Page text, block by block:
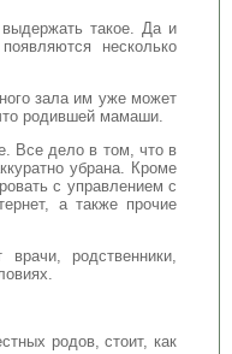
такое. Да и
несколько
зала им уже может
родившей мамаши.
Все дело в том, что в
убрана. Кроме
с управлением с
а также прочие
родственники,
родов, стоит, как